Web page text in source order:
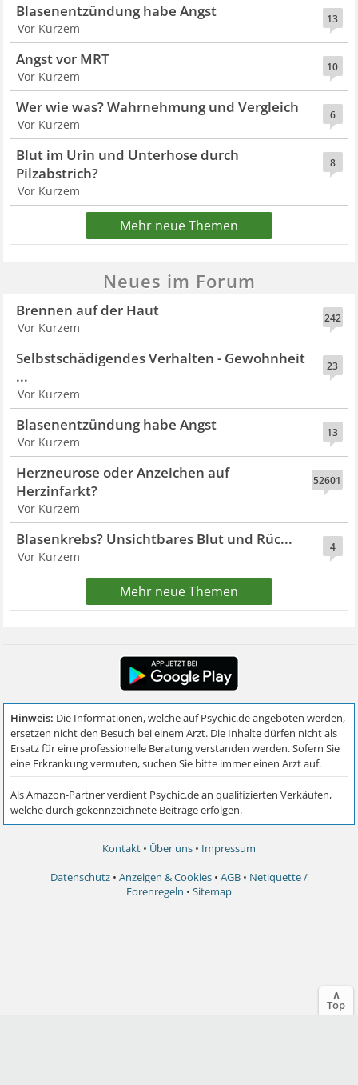
13
Blasenentzündung habe Angst
Vor Kurzem
10
Angst vor MRT
Vor Kurzem
6
Wer wie was? Wahrnehmung und Vergleich
Vor Kurzem
8
Blut im Urin und Unterhose durch
Pilzabstrich?
Vor Kurzem
Mehr neue Themen
Neues im Forum
242
Brennen auf der Haut
Vor Kurzem
23
Selbstschädigendes Verhalten - Gewohnheit
...
Vor Kurzem
13
Blasenentzündung habe Angst
Vor Kurzem
52601
Herzneurose oder Anzeichen auf
Herzinfarkt?
Vor Kurzem
4
Blasenkrebs? Unsichtbares Blut und Rüc...
Vor Kurzem
Mehr neue Themen
Kontakt • Über uns • Impressum
Datenschutz • Anzeigen & Cookies • AGB • Netiquette /
Forenregeln • Sitemap
∧
Top